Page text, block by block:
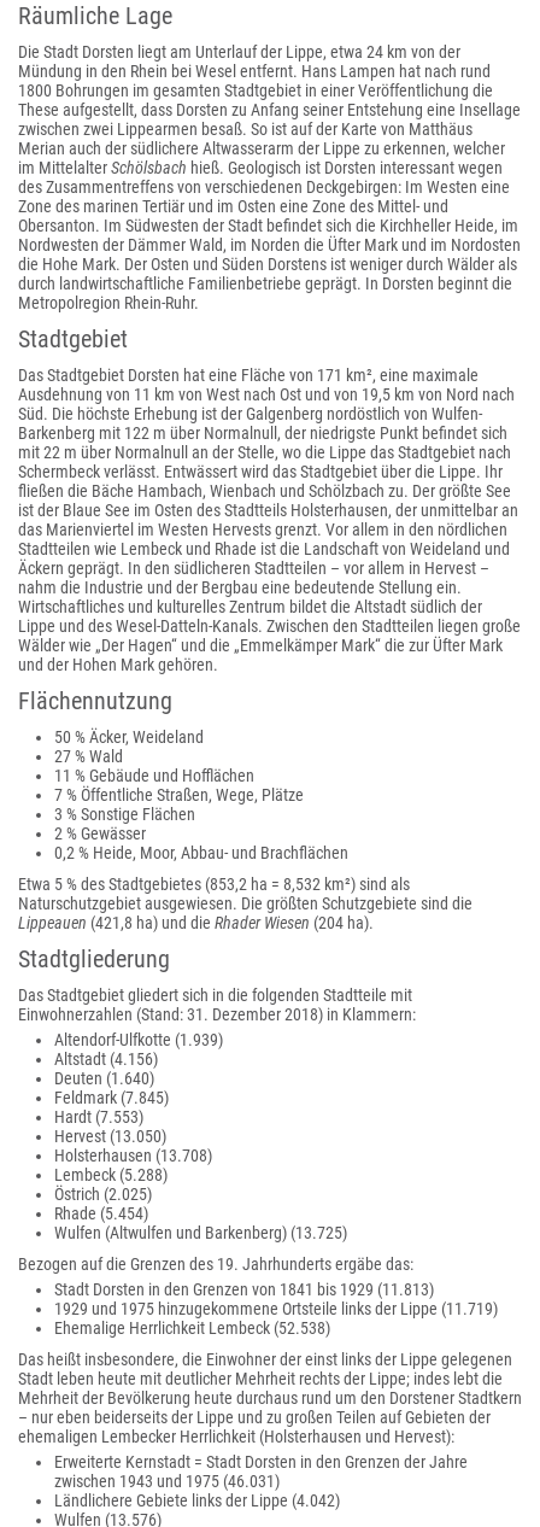
Räumliche Lage
Die Stadt Dorsten liegt am Unterlauf der Lippe, etwa 24 km von der
Mündung in den Rhein bei Wesel entfernt. Hans Lampen hat nach rund
1800 Bohrungen im gesamten Stadtgebiet in einer Veröffentlichung die
These aufgestellt, dass Dorsten zu Anfang seiner Entstehung eine Insellage
zwischen zwei Lippearmen besaß. So ist auf der Karte von Matthäus
Merian auch der südlichere Altwasserarm der Lippe zu erkennen, welcher
im MittelalterSchölsbach hieß. Geologisch ist Dorsten interessant wegen
des Zusammentreffens von verschiedenen Deckgebirgen: Im Westen eine
Zone des marinen Tertiär und im Osten eine Zone des Mittel- und
Obersanton. Im Südwesten der Stadt befindet sich die Kirchheller Heide, im
Nordwesten der Dämmer Wald, im Norden die Üfter Mark und im Nordosten
die Hohe Mark. Der Osten und Süden Dorstens ist weniger durch Wälder als
durch landwirtschaftliche Familienbetriebe geprägt. In Dorsten beginnt die
Metropolregion Rhein-Ruhr.
Stadtgebiet
Das Stadtgebiet Dorsten hat eine Fläche von 171 km², eine maximale
Ausdehnung von 11 km von West nach Ost und von 19,5 km von Nord nach
Süd. Die höchste Erhebung ist der Galgenberg nordöstlich von Wulfen-
Barkenberg mit 122 m über Normalnull, der niedrigste Punkt befindet sich
mit 22 m über Normalnull an der Stelle, wo die Lippe das Stadtgebiet nach
Schermbeck verlässt. Entwässert wird das Stadtgebiet über die Lippe. Ihr
fließen die Bäche Hambach, Wienbach und Schölzbach zu. Der größte See
ist der Blaue See im Osten des Stadtteils Holsterhausen, der unmittelbar an
das Marienviertel im Westen Hervests grenzt. Vor allem in den nördlichen
Stadtteilen wie Lembeck und Rhade ist die Landschaft von Weideland und
Äckern geprägt. In den südlicheren Stadtteilen – vor allem in Hervest –
nahm die Industrie und der Bergbau eine bedeutende Stellung ein.
Wirtschaftliches und kulturelles Zentrum bildet die Altstadt südlich der
Lippe und des Wesel-Datteln-Kanals. Zwischen den Stadtteilen liegen große
Wälder wie „Der Hagen“ und die „Emmelkämper Mark“ die zur Üfter Mark
und der Hohen Mark gehören.
Flächennutzung
50 % Äcker, Weideland
27 % Wald
11 % Gebäude und Hofflächen
7 % Öffentliche Straßen, Wege, Plätze
3 % Sonstige Flächen
2 % Gewässer
0,2 % Heide, Moor, Abbau- und Brachflächen
Etwa 5 % des Stadtgebietes (853,2 ha = 8,532 km²) sind als
Naturschutzgebiet ausgewiesen. Die größten Schutzgebiete sind die
Lippeauen (421,8 ha) und die Rhader Wiesen (204 ha).
Stadtgliederung
Das Stadtgebiet gliedert sich in die folgenden Stadtteile mit
Einwohnerzahlen (Stand: 31. Dezember 2018) in Klammern:
Altendorf-Ulfkotte (1.939)
Altstadt (4.156)
Deuten (1.640)
Feldmark (7.845)
Hardt (7.553)
Hervest (13.050)
Holsterhausen (13.708)
Lembeck (5.288)
Östrich (2.025)
Rhade (5.454)
Wulfen (Altwulfen und Barkenberg) (13.725)
Bezogen auf die Grenzen des 19. Jahrhunderts ergäbe das:
Stadt Dorsten in den Grenzen von 1841 bis 1929 (11.813)
1929 und 1975 hinzugekommene Ortsteile links der Lippe (11.719)
Ehemalige Herrlichkeit Lembeck (52.538)
Das heißt insbesondere, die Einwohner der einst links der Lippe gelegenen
Stadt leben heute mit deutlicher Mehrheit rechts der Lippe; indes lebt die
Mehrheit der Bevölkerung heute durchaus rund um den Dorstener Stadtkern
– nur eben beiderseits der Lippe und zu großen Teilen auf Gebieten der
ehemaligen Lembecker Herrlichkeit (Holsterhausen und Hervest):
Erweiterte Kernstadt = Stadt Dorsten in den Grenzen der Jahre
zwischen 1943 und 1975 (46.031)
Ländlichere Gebiete links der Lippe (4.042)
Wulfen (13.576)